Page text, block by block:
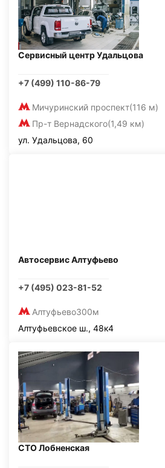
Сервисный центр Удальцова
+7 (499) 110-86-79
Мичуринский проспект(116 м)
Пр-т Вернадского(1,49 км)
ул. Удальцова, 60
Автосервис Алтуфьево
+7 (495) 023-81-52
Алтуфьево300м
Алтуфьевское ш., 48к4
СТО Лобненская